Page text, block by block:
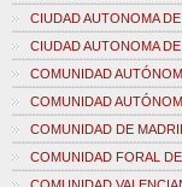
CIUDAD AUTONOMA
CIUDAD AUTONOMA
COMUNIDAD
COMUNIDAD
COMUNIDAD DE
COMUNIDAD FORAL